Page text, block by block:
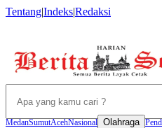
Tentang|Indeks|Redaksi
MedanSumutAcehNasional Olahraga